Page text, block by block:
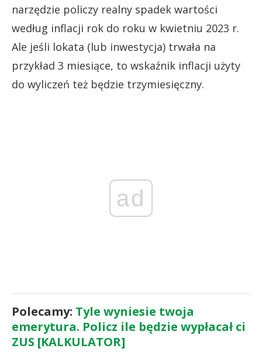
narzędzie policzy realny spadek wartości
według inflacji rok do roku w kwietniu 2023 r.
Ale jeśli lokata (lub inwestycja) trwała na
przykład 3 miesiące, to wskaźnik inflacji użyty
do wyliczeń też będzie trzymiesięczny.
ad
Polecamy: Tyle wyniesie twoja
emerytura. Policz ile będzie wypłacał ci
ZUS [KALKULATOR]